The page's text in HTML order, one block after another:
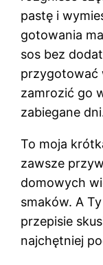
pastę i
gotowania
sos bez
przygotować
zamrozić go
zabiegane
To moja
zawsze
domowych
smaków. A
przepisie
najchętniej